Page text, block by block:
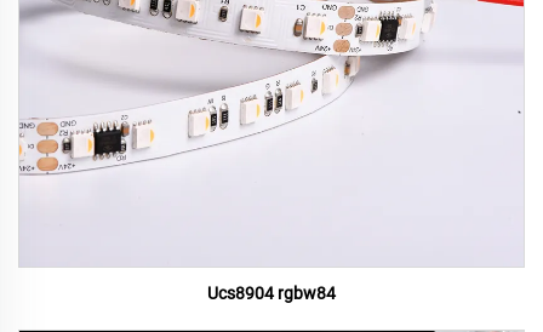
Ucs8904 rgbw84